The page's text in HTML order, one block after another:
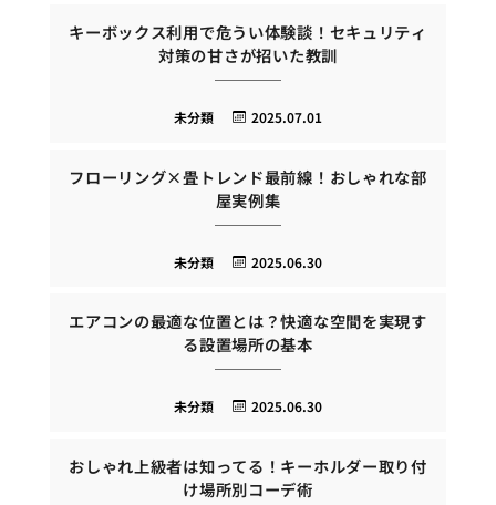
キーボックス利用で危うい体験談！セキュリティ
対策の甘さが招いた教訓
2025.07.01
未分類
フローリング×畳トレンド最前線！おしゃれな部
屋実例集
2025.06.30
未分類
エアコンの最適な位置とは？快適な空間を実現す
る設置場所の基本
2025.06.30
未分類
おしゃれ上級者は知ってる！キーホルダー取り付
け場所別コーデ術